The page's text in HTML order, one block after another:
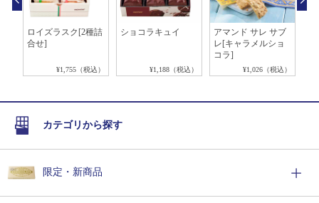
ロイズラスク[2種詰
合せ]
¥1,755（税込）
ショコラキュイ
¥1,188（税込）
アマンド サレ サブ
レ[キャラメルショ
コラ]
¥1,026（税込）
カテゴリから探す
限定・新商品